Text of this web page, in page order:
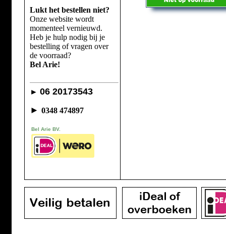
Lukt het bestellen niet?
Onze website wordt
momenteel vernieuwd.
Heb je hulp nodig bij je
bestelling of vragen over
de voorraad?
Bel Arie!
► 06 20173543
► 0348 474897
Bel Arie BV.